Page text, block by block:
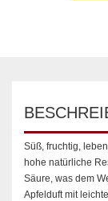
Süß, fruchtig,
hohe natürliche
Säure, was dem
Apfelduft mit